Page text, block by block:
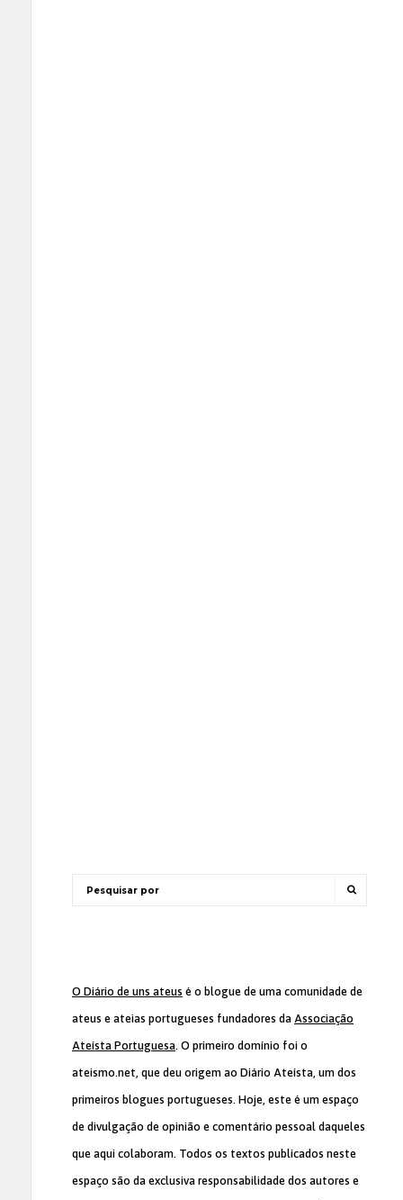
O Diário de uns ateus é o blogue de uma comunidade de
ateus e ateias portugueses fundadores da Associação
Ateísta Portuguesa. O primeiro domínio foi o
ateismo.net, que deu origem ao Diário Ateísta, um dos
primeiros blogues portugueses. Hoje, este é um espaço
de divulgação de opinião e comentário pessoal daqueles
que aqui colaboram. Todos os textos publicados neste
espaço são da exclusiva responsabilidade dos autores e